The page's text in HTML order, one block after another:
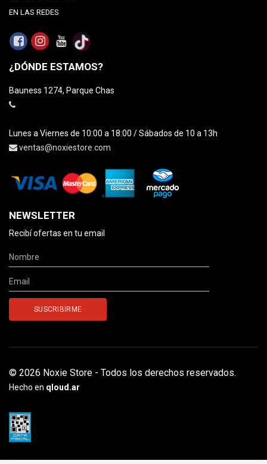
EN LAS REDES
¿DÓNDE ESTAMOS?
Bauness 1274, Parque Chas
Lunes a Viernes de 10:00 a 18:00 / Sábados de 10 a 13h
ventas@noxiestore.com
NEWSLETTER
Recibí ofertas en tu email
© 2026 Noxie Store - Todos los derechos reservados.
Hecho en qloud.ar